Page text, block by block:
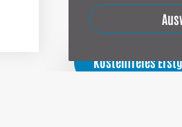
und lernen
Kostenfreies